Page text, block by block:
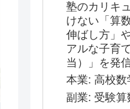
塾のカリキ
けない「算
伸ばし方」
アルな子育
当）」を発
本業: 高校数
副業: 受験